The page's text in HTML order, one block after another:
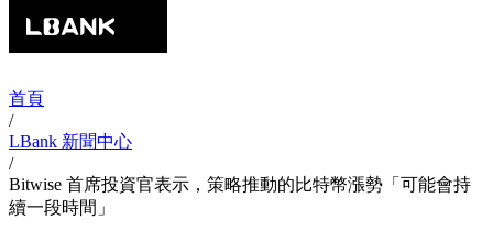
首頁
/
LBank 新聞中心
/
Bitwise 首席投資官表示，策略推動的比特幣漲勢「可能會持
續一段時間」